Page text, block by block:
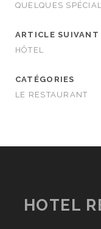
QUELQUES
ARTICLE SUIVANT
HÔTEL
CATÉGORIES
LE RESTAURANT
HOTEL